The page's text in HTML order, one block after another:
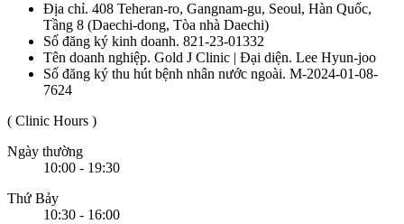
Địa chỉ. 408 Teheran-ro, Gangnam-gu, Seoul, Hàn Quốc,
Tầng 8 (Daechi-dong, Tòa nhà Daechi)
Số đăng ký kinh doanh. 821-23-01332
Tên doanh nghiệp. Gold J Clinic | Đại diện. Lee Hyun-joo
Số đăng ký thu hút bệnh nhân nước ngoài. M-2024-01-08-
7624
( Clinic Hours )
Ngày thường
10:00 - 19:30
Thứ Bảy
10:30 - 16:00